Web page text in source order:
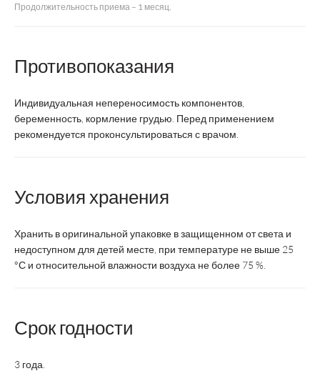
Возрастная категория
Состав
Продолжительность приема – 1 месяц.
Противопоказания
Индивидуальная непереносимость компонентов,
беременность, кормление грудью. Перед применением
рекомендуется проконсультироваться с врачом.
Условия хранения
Хранить в оригинальной упаковке в защищенном от света и
недоступном для детей месте, при температуре не выше 25
°С и относительной влажности воздуха не более 75 %.
Срок годности
3 года.